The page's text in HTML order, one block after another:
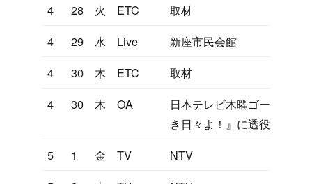
4
28 火 ETC
取材
4
29 水 Live
新座市民会館
4
30 木 ETC
取材
4
30 木 OA
日本テレビ木曜ゴールデン
き日々よ！』に透役で主演
5
1 金 TV
NTV